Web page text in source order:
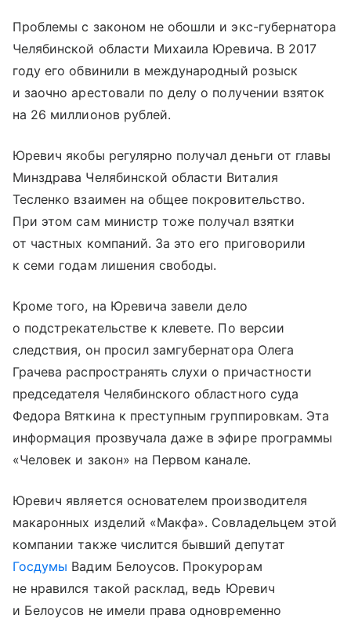
Проблемы с законом не обошли и экс-губернатора
Челябинской области Михаила Юревича. В 2017
году его обвинили в международный розыск
и заочно арестовали по делу о получении взяток
на 26 миллионов рублей.
Юревич якобы регулярно получал деньги от главы
Минздрава Челябинской области Виталия
Тесленко взаимен на общее покровительство.
При этом сам министр тоже получал взятки
от частных компаний. За это его приговорили
к семи годам лишения свободы.
Кроме того, на Юревича завели дело
о подстрекательстве к клевете. По версии
следствия, он просил замгубернатора Олега
Грачева распространять слухи о причастности
председателя Челябинского областного суда
Федора Вяткина к преступным группировкам. Эта
информация прозвучала даже в эфире программы
«Человек и закон» на Первом канале.
Юревич является основателем производителя
макаронных изделий «Макфа». Совладельцем этой
компании также числится бывший депутат
Госдумы Вадим Белоусов. Прокурорам
не нравился такой расклад, ведь Юревич
и Белоусов не имели права одновременно